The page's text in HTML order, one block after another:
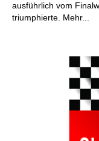
ausführlich vom
triumphierte. Mehr...